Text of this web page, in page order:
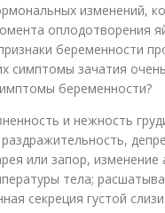
изменений,
оплодотворения
беременности
симптомы зачатия
беременности?
и нежность
или запор, изменение
тела;
секреция густой слизи.